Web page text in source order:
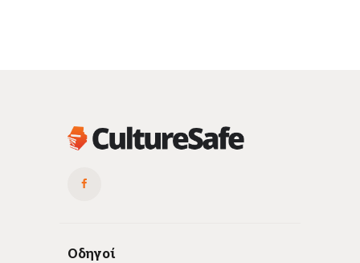
Οδηγοί